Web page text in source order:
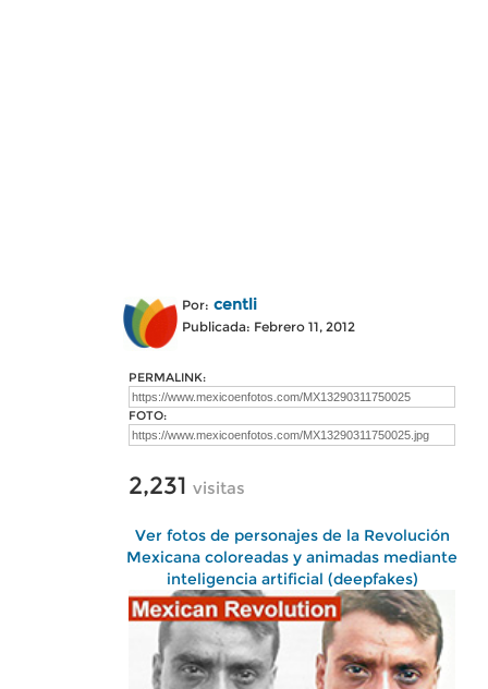
Por: centli
Publicada: Febrero 11, 2012
PERMALINK:
FOTO:
2,231 visitas
Ver fotos de personajes de la Revolución
Mexicana coloreadas y animadas mediante
inteligencia artificial (deepfakes)